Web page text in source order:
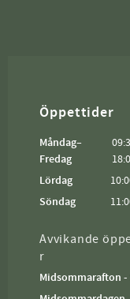
Öppettider
Måndag–
Fredag
Lördag
Söndag
Avvikande
r
Midsommarafton